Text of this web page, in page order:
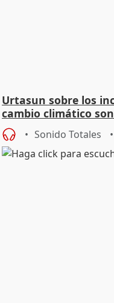
Urtasun sobre los
cambio climático
Sonido Totales